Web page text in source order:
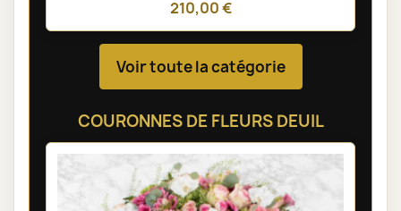
210,00 €
Voir toute la catégorie
COURONNES DE FLEURS DEUIL